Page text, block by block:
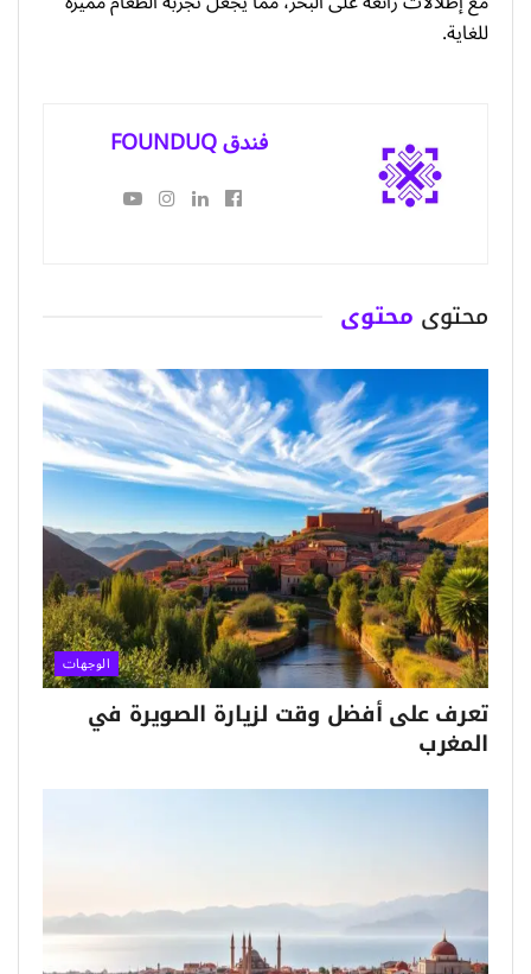
للغاية.
فندق FOUNDUQ
محتوى محتوى
الوجهات
تعرف على أفضل وقت لزيارة الصويرة في
المغرب